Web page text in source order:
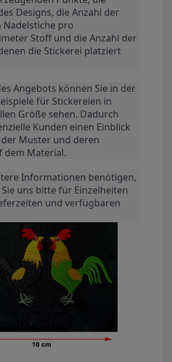
Designs, die Anzahl der
pro
Stoff und die Anzahl der
die Stickerei platziert
Angebots können Sie in der
für Stickereien in
Größe sehen. Dadurch
Kunden einen Einblick
Muster und deren
dem Material.
Informationen benötigen,
uns bitte für Einzelheiten
und verfügbaren